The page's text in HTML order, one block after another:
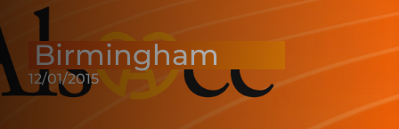
Birmingham
12/01/2015